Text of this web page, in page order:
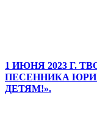
1 ИЮНЯ 2023 Г.
ПЕСЕННИКА
ДЕТЯМ!».